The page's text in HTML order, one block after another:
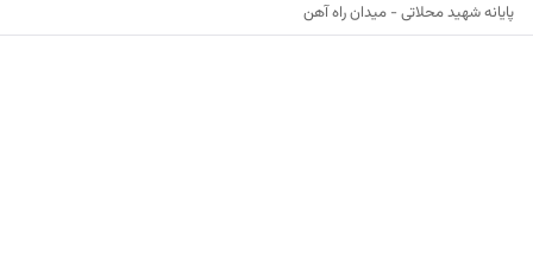
پایانه شهید محلاتی - میدان راه آهن